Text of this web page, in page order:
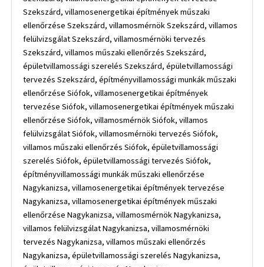
Szekszárd, villamosenergetikai építmények műszaki
ellenőrzése Szekszárd, villamosmérnök Szekszárd, villamos
felülvizsgálat Szekszárd, villamosmérnöki tervezés
Szekszárd, villamos műszaki ellenőrzés Szekszárd,
épületvillamossági szerelés Szekszárd, épületvillamossági
tervezés Szekszárd, építményvillamossági munkák műszaki
ellenőrzése Siófok, villamosenergetikai építmények
tervezése Siófok, villamosenergetikai építmények műszaki
ellenőrzése Siófok, villamosmérnök Siófok, villamos
felülvizsgálat Siófok, villamosmérnöki tervezés Siófok,
villamos műszaki ellenőrzés Siófok, épületvillamossági
szerelés Siófok, épületvillamossági tervezés Siófok,
építményvillamossági munkák műszaki ellenőrzése
Nagykanizsa, villamosenergetikai építmények tervezése
Nagykanizsa, villamosenergetikai építmények műszaki
ellenőrzése Nagykanizsa, villamosmérnök Nagykanizsa,
villamos felülvizsgálat Nagykanizsa, villamosmérnöki
tervezés Nagykanizsa, villamos műszaki ellenőrzés
Nagykanizsa, épületvillamossági szerelés Nagykanizsa,